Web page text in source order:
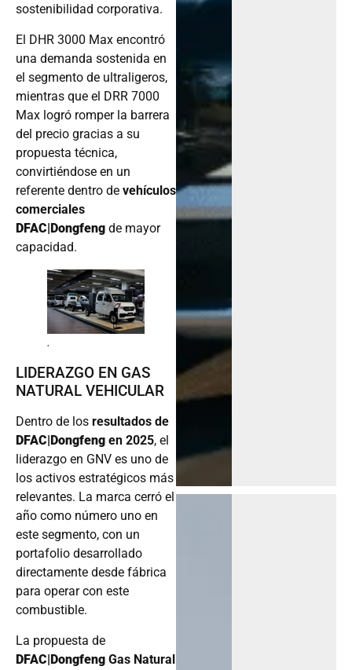
sostenibilidad corporativa.
El DHR 3000 Max encontró
una demanda sostenida en
el segmento de ultraligeros,
mientras que el DRR 7000
Max logró romper la barrera
del precio gracias a su
propuesta técnica,
convirtiéndose en un
referente dentro de vehículos
comerciales
DFAC|Dongfeng de mayor
capacidad.
.
LIDERAZGO EN GAS
NATURAL VEHICULAR
Dentro de los resultados de
DFAC|Dongfeng en 2025, el
liderazgo en GNV es uno de
los activos estratégicos más
relevantes. La marca cerró el
año como número uno en
este segmento, con un
portafolio desarrollado
directamente desde fábrica
para operar con este
combustible.
La propuesta de
DFAC|Dongfeng Gas Natural